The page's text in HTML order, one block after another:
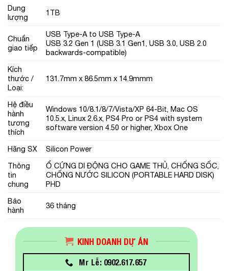
Dung
lượng
1TB
Chuẩn
giao tiếp
USB Type-A to USB Type-A
USB 3.2 Gen 1 (USB 3.1 Gen1, USB 3.0, USB 2.0
backwards-compatible)
Kích
thước /
Loại:
131.7mm x 86.5mm x 14.9mmm
Hệ điều
hành
tương
thích
Windows 10/8.1/8/7/Vista/XP 64-Bit, Mac OS
10.5.x, Linux 2.6.x, PS4 Pro or PS4 with system
software version 4.50 or higher, Xbox One
Hãng SX
Silicon Power
Thông
tin
chung
Ổ CỨNG DI ĐỘNG CHO GAME THỦ, CHỐNG SỐC,
CHỐNG NƯỚC SILICON (PORTABLE HARD DISK)
PHD
Bảo
hành
36 tháng
KINH DOANH DỰ ÁN
Mr Lễ: 0902.617.657